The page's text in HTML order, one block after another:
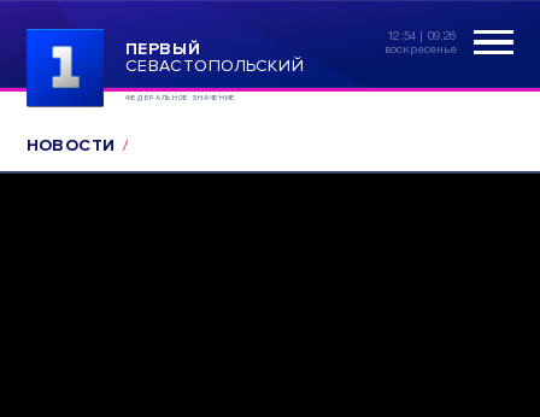
ПЕРВЫЙ
СЕВАСТОПОЛЬСКИЙ
ФЕДЕРАЛЬНОЕ ЗНАЧЕНИЕ
12:54 | 09.26
воскресенье
НОВОСТИ